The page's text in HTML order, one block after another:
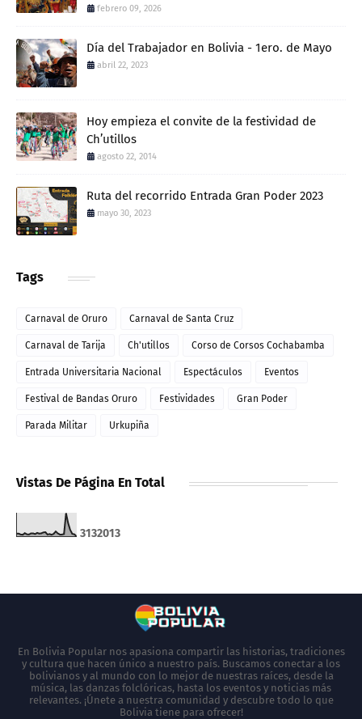
febrero 09, 2026
Día del Trabajador en Bolivia - 1ero. de Mayo
abril 22, 2023
Hoy empieza el convite de la festividad de
Ch’utillos
agosto 22, 2014
Ruta del recorrido Entrada Gran Poder 2023
mayo 30, 2023
Tags
Carnaval de Oruro Carnaval de Santa Cruz
Carnaval de Tarija Ch'utillos Corso de Corsos Cochabamba
Entrada Universitaria Nacional Espectáculos Eventos
Festival de Bandas Oruro Festividades Gran Poder
Parada Militar Urkupiña
Vistas De Página En Total
3132013
En Bolivia Popular nos apasiona compartir las historias, tradiciones
y cultura que hacen único a nuestro país. Buscamos conectar a los
bolivianos y al mundo con lo mejor de nuestras raíces, desde la
música, las danzas folclóricas, hasta los eventos y noticias más
relevantes. ¡Únete a nuestra comunidad y descubre todo lo que
Bolivia tiene para ofrecer!